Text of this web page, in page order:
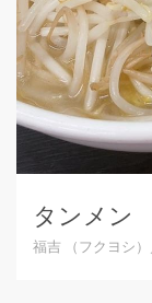
タンメン
福吉 （フクヨシ